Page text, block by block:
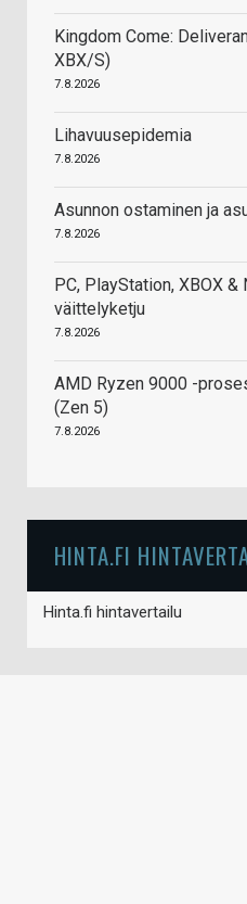
Kingdom Come:
XBX/S)
7.8.2026
Lihavuusepidemia
7.8.2026
Asunnon ostaminen ja
7.8.2026
PC, PlayStation, XBOX
väittelyketju
7.8.2026
AMD Ryzen 9000 -
(Zen 5)
7.8.2026
HINTA.FI
Hinta.fi hintavertailu